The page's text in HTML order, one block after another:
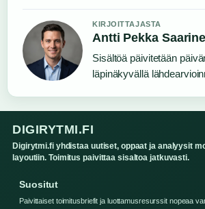
KIRJOITTAJASTA
Antti Pekka
Sisältöä päivitetään
läpinäkyvällä
DIGIRYTMI.FI
Digirytmi.fi yhdistaa uutiset, oppaat ja analyysit
layoutiin. Toimitus paivittaa sisaltoa jatkuvasti.
Suositut
Paivittaiset toimitusbriefit ja luottamusresurssit nopeaa